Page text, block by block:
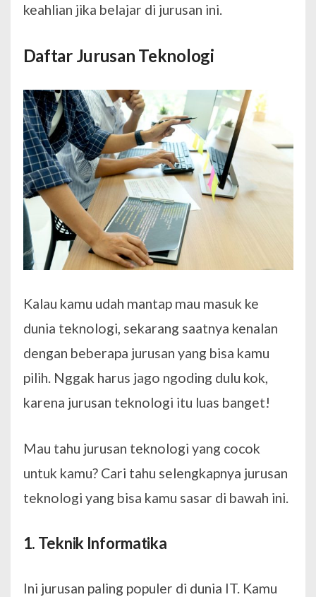
keahlian jika belajar di jurusan ini.
Daftar Jurusan Teknologi
Kalau kamu udah mantap mau masuk ke
dunia teknologi, sekarang saatnya kenalan
dengan beberapa jurusan yang bisa kamu
pilih. Nggak harus jago ngoding dulu kok,
karena jurusan teknologi itu luas banget!
Mau tahu jurusan teknologi yang cocok
untuk kamu? Cari tahu selengkapnya jurusan
teknologi yang bisa kamu sasar di bawah ini.
1. Teknik Informatika
Ini jurusan paling populer di dunia IT. Kamu